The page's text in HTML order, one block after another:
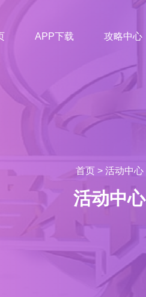
APP下载 攻略中心
首页> 活动中心
活动中心